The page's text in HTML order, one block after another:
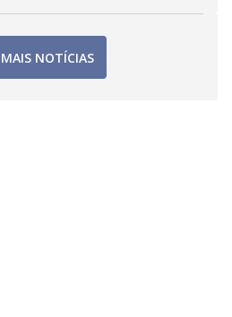
NOTÍCIAS